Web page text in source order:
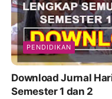
PENDIDIKAN
Download Jurnal
Semester 1 dan 2